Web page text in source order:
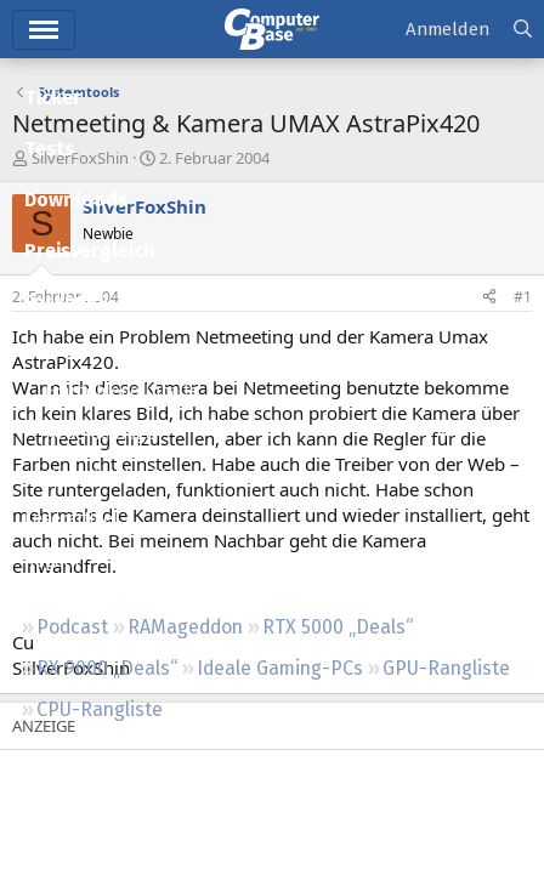
Ticker
Tests
Downloads
Preisvergleich
Forum
Aktuelles
Empfohlene Inhalte
Neue Beiträge
Neueste Aktivitäten
Leserartikel
Regeln
Podcast RAMageddon
RTX 5000 „Deals“
RX 9000 „Deals“
Ideale Gaming-PCs
GPU-Rangliste
CPU-Rangliste
Anmelden
Systemtools
Netmeeting & Kamera UMAX AstraPix420
E
s
t
e
l
e
r
SilverFoxShin
E
s
t
a
2. Februar 2004
S SilverFoxShin
Newbie
2. Februar 2004 #1
Ich habe ein Problem Netmeeting und der Kamera Umax
AstraPix420.
Wann ich diese Kamera bei Netmeeting benutzte bekomme
ich kein klares Bild, ich habe schon probiert die Kamera über
Netmeeting einzustellen, aber ich kann die Regler für die
Farben nicht einstellen. Habe auch die Treiber von der Web –
Site runtergeladen, funktioniert auch nicht. Habe schon
mehrmals die Kamera deinstalliert und wieder installiert, geht
auch nicht. Bei meinem Nachbar geht die Kamera
einwandfrei.
Cu
SiilverFoxShin